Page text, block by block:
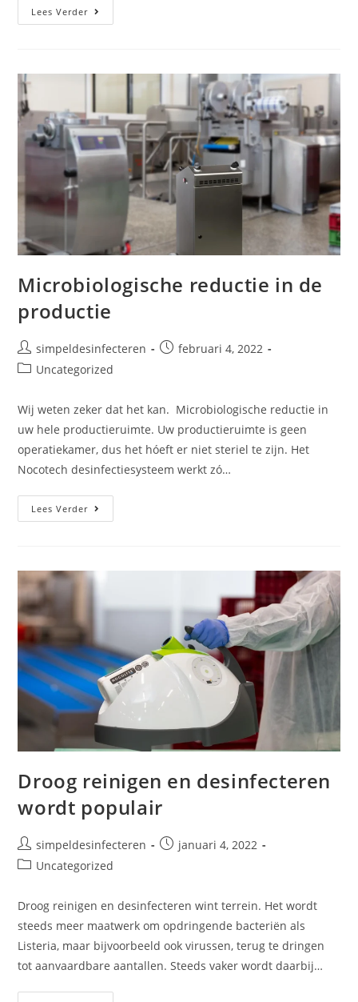
Lees Verder
Microbiologische reductie in de
productie
simpeldesinfecteren
februari 4, 2022
Uncategorized
Wij weten zeker dat het kan. Microbiologische reductie in
uw hele productieruimte. Uw productieruimte is geen
operatiekamer, dus het hóeft er niet steriel te zijn. Het
Nocotech desinfectiesysteem werkt zó…
Lees Verder
Droog reinigen en desinfecteren
wordt populair
simpeldesinfecteren
januari 4, 2022
Uncategorized
Droog reinigen en desinfecteren wint terrein. Het wordt
steeds meer maatwerk om opdringende bacteriën als
Listeria, maar bijvoorbeeld ook virussen, terug te dringen
tot aanvaardbare aantallen. Steeds vaker wordt daarbij…